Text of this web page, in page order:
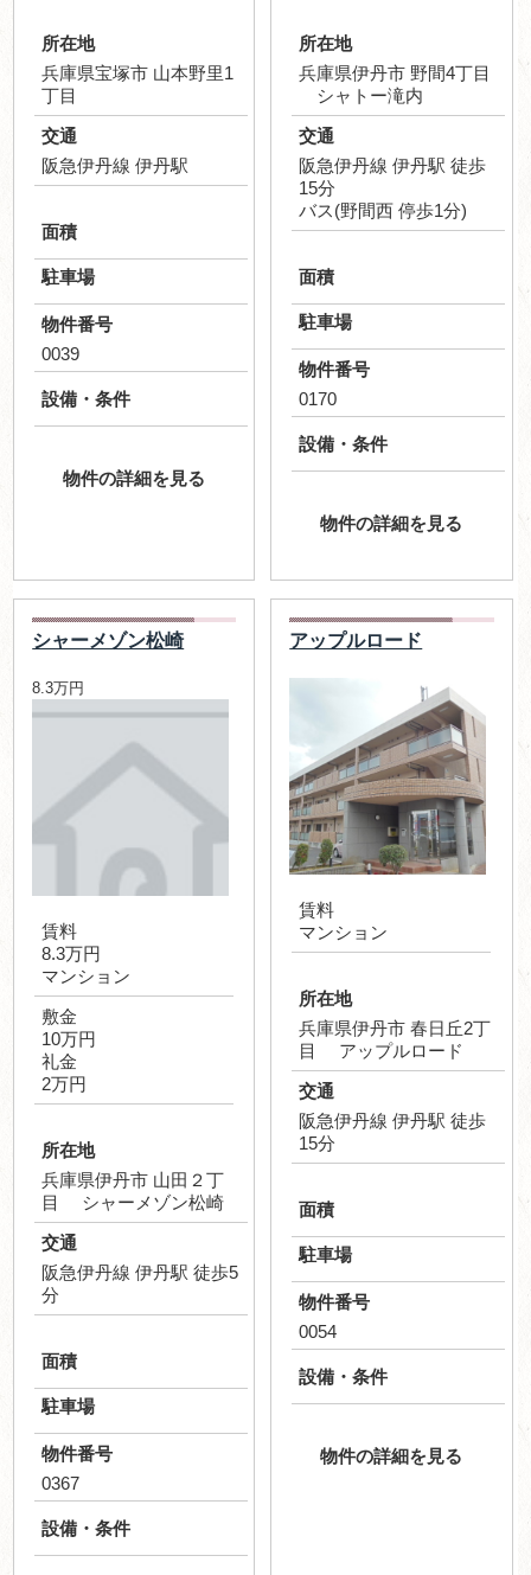
所在地
兵庫県宝塚市 山本野里1
丁目
交通
阪急伊丹線 伊丹駅
面積
駐車場
物件番号
0039
設備・条件
物件の詳細を見る
所在地
兵庫県伊丹市 野間4丁目
シャトー滝内
交通
阪急伊丹線 伊丹駅 徒歩
15分
バス(野間西 停歩1分)
面積
駐車場
物件番号
0170
設備・条件
物件の詳細を見る
シャーメゾン松崎
8.3万円
賃料
8.3万円
マンション
敷金
10万円
礼金
2万円
所在地
兵庫県伊丹市 山田２丁
目 シャーメゾン松崎
交通
阪急伊丹線 伊丹駅 徒歩5
分
面積
駐車場
物件番号
0367
設備・条件
アップルロード
賃料
マンション
所在地
兵庫県伊丹市 春日丘2丁
目 アップルロード
交通
阪急伊丹線 伊丹駅 徒歩
15分
面積
駐車場
物件番号
0054
設備・条件
物件の詳細を見る